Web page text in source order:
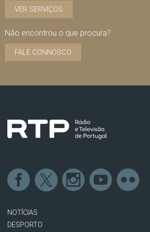
VER SERVIÇOS
Não encontrou o que procura?
FALE CONNOSCO
NOTÍCIAS
DESPORTO